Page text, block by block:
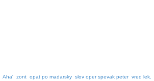
Aha' zont opat po madarsky slov oper spevak peter vred lek.